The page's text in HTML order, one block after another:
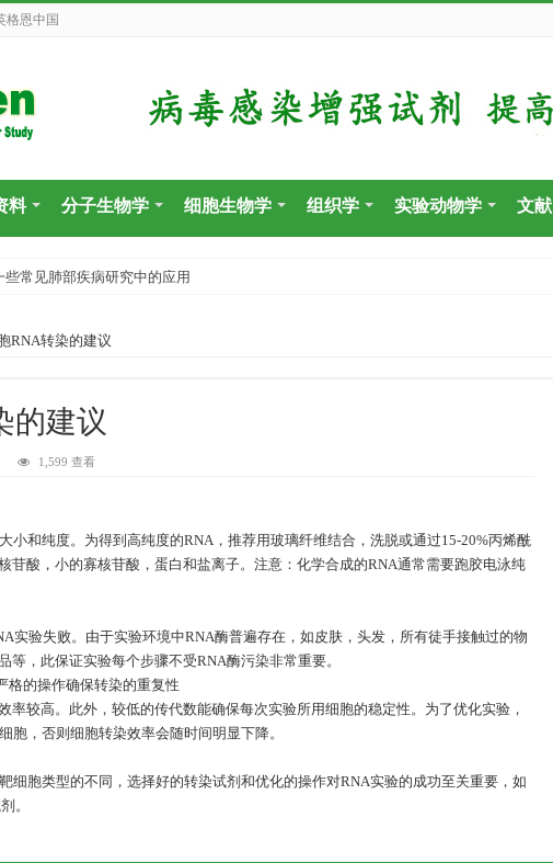
格恩中国
料 分子生物学 细胞生物学 组织学 实验动物学 文献
些常见肺部疾病研究中的应用
RNA转染的建议
的建议
1,599 查看
小和纯度。为得到高纯度的RNA，推荐用玻璃纤维结合，洗脱或通过15-20%丙烯酰
苷酸，小的寡核苷酸，蛋白和盐离子。注意：化学合成的RNA通常需要跑胶电泳纯
实验失败。由于实验环境中RNA酶普遍存在，如皮肤，头发，所有徒手接触过的物
等，此保证实验每个步骤不受RNA酶污染非常重要。
格的操作确保转染的重复性
率较高。此外，较低的传代数能确保每次实验所用细胞的稳定性。为了优化实验，
胞，否则细胞转染效率会随时间明显下降。
细胞类型的不同，选择好的转染试剂和优化的操作对RNA实验的成功至关重要，如
。